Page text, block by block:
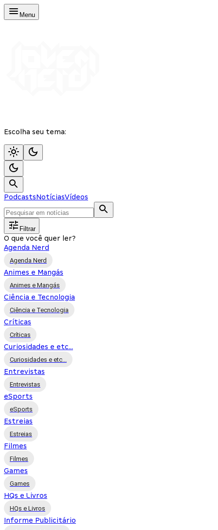
Menu
Escolha seu tema:
PodcastsNotíciasVídeos
Filtrar
O que você quer ler?
Agenda Nerd
Agenda Nerd
Animes e Mangás
Animes e Mangás
Ciência e Tecnologia
Ciência e Tecnologia
Críticas
Críticas
Curiosidades e etc...
Curiosidades e etc...
Entrevistas
Entrevistas
eSports
eSports
Estreias
Estreias
Filmes
Filmes
Games
Games
HQs e Livros
HQs e Livros
Informe Publicitário